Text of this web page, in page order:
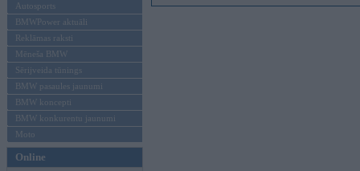
Autosports
BMWPower aktuāli
Reklāmas raksti
Mēneša BMW
Sērijveida tūnings
BMW pasaules jaunumi
BMW koncepti
BMW konkurentu jaunumi
Moto
Online